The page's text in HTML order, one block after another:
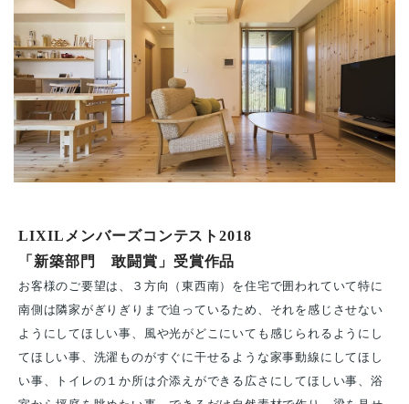
LIXILメンバーズコンテスト2018
「新築部門 敢闘賞」受賞作品
お客様のご要望は、３方向（東西南）を住宅で囲われていて特に
南側は隣家がぎりぎりまで迫っているため、それを感じさせない
ようにしてほしい事、風や光がどこにいても感じられるようにし
てほしい事、洗濯ものがすぐに干せるような家事動線にしてほし
い事、トイレの１か所は介添えができる広さにしてほしい事、浴